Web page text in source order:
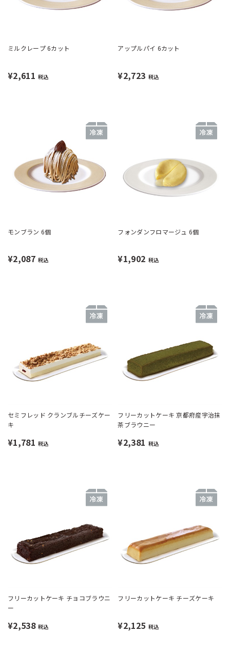
ミルクレープ 6カット
¥2,611 税込
アップルパイ 6カット
¥2,723 税込
モンブラン 6個
¥2,087 税込
フォンダンフロマージュ 6個
¥1,902 税込
セミフレッド クランブルチーズケー
キ
¥1,781 税込
フリーカットケーキ 京都府産宇治抹
茶ブラウニー
¥2,381 税込
フリーカットケーキ チョコブラウニ
ー
¥2,538 税込
フリーカットケーキ チーズケーキ
¥2,125 税込